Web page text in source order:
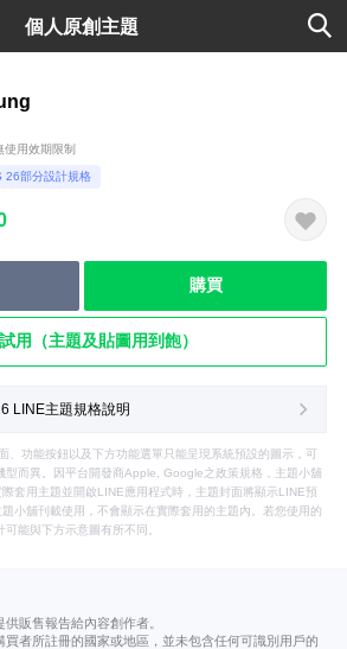
個人原創主題
用效期限制
26部分設計規格
購買
用（主題及貼圖用到飽）
LINE主題規格說明
、功能按鈕以及下方功能選單只能呈現系統預設的圖示，可
型而異。因平台開發商Apple, Google之政策規格，主題小舖
套用主題並開啟LINE應用程式時，主題封面將顯示LINE預
小舖刊載使用，不會顯示在實際套用的主題內。若您使用的
能與下方示意圖有所不同。
販售報告給內容創作者。
者所註冊的國家或地區，並未包含任何可識別用戶的